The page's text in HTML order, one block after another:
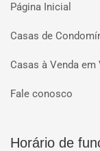
Página Inicial
Casas de
Casas à Venda
Fale conosco
Horário de